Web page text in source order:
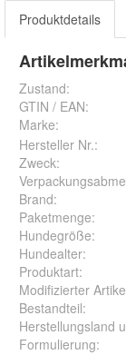
Produktdetails
Zustand:
GTIN / EAN:
Marke:
Hersteller Nr.:
Zweck:
Brand:
Paketmenge:
Hundegröße:
Hundealter:
Produktart:
Modifizierter
Bestandteil:
Herstellungsland
Formulierung: